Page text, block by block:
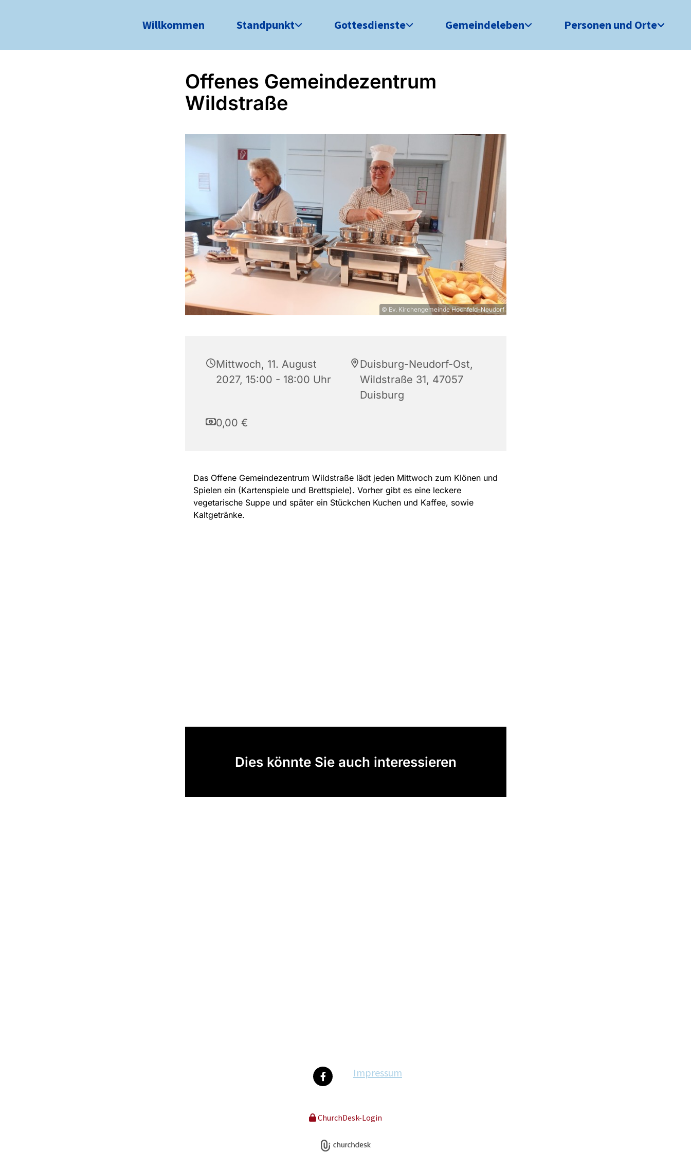
Willkommen Standpunkt Gottesdienste Gemeindeleben Personen und Orte
Offenes Gemeindezentrum
Wildstraße
© Ev. Kirchengemeinde Hochfeld-Neudorf
Mittwoch, 11. August
2027, 15:00 - 18:00 Uhr
Duisburg-Neudorf-Ost,
Wildstraße 31, 47057
Duisburg
0,00 €
Das Offene Gemeindezentrum Wildstraße lädt jeden Mittwoch zum Klönen und
Spielen ein (Kartenspiele und Brettspiele). Vorher gibt es eine leckere
vegetarische Suppe und später ein Stückchen Kuchen und Kaffee, sowie
Kaltgetränke.
Dies könnte Sie auch interessieren
Impressum
ChurchDesk-Login